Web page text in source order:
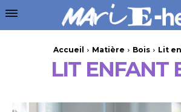
Accueil Matière Bois Lit
LIT ENFANT